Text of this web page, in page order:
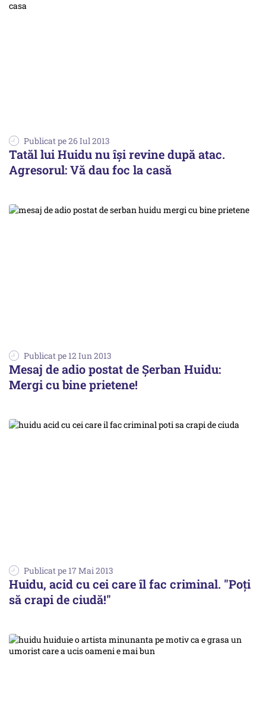
Publicat pe 26 Iul 2013
Tatăl lui Huidu nu își revine după atac.
Agresorul: Vă dau foc la casă
Publicat pe 12 Iun 2013
Mesaj de adio postat de Șerban Huidu:
Mergi cu bine prietene!
Publicat pe 17 Mai 2013
Huidu, acid cu cei care îl fac criminal. "Poți
să crapi de ciudă!"